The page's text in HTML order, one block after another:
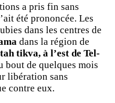
a pris fin sans
été prononcée. Les
dans les centres de
dans la région de
tikva, à l’est de Tel-
bout de quelques mois
libération sans
contre eux.